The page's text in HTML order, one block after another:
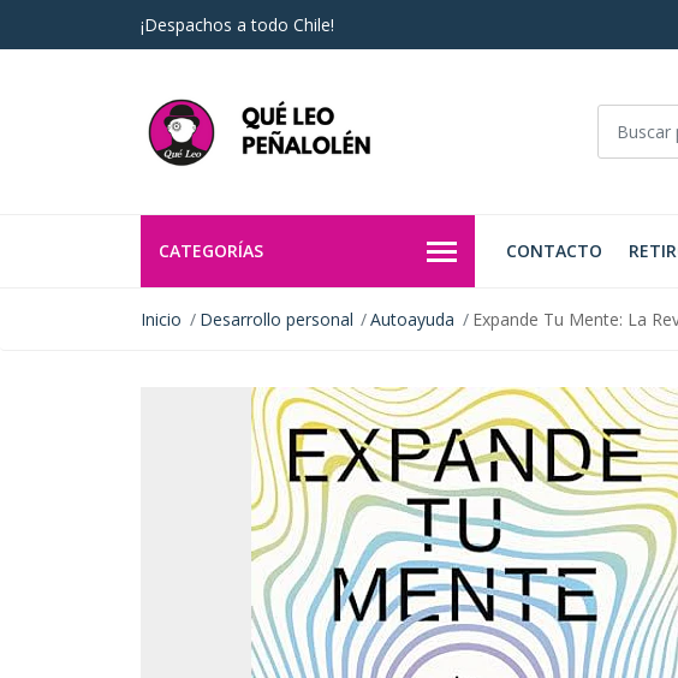
¡Despachos a todo Chile!
CATEGORÍAS CONTACTO
Inicio Desarrollo personal Autoayuda Expande Tu Mente: La